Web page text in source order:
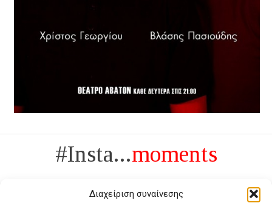
Διαχείριση συναίνεσης
#Insta...moments